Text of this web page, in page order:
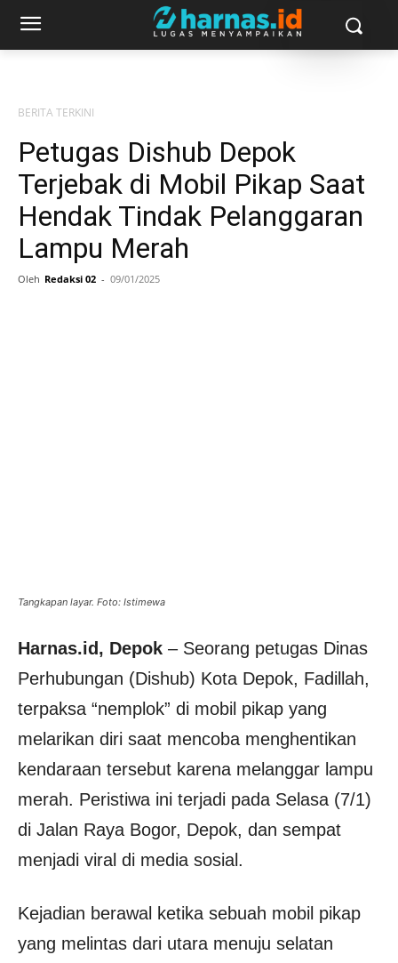
BERITA TERKINI
Petugas Dishub Depok
Terjebak di Mobil Pikap Saat
Hendak Tindak Pelanggaran
Lampu Merah
Oleh Redaksi 02 - 09/01/2025
Tangkapan layar. Foto: Istimewa
Harnas.id, Depok – Seorang petugas Dinas
Perhubungan (Dishub) Kota Depok, Fadillah,
terpaksa “nemplok” di mobil pikap yang
melarikan diri saat mencoba menghentikan
kendaraan tersebut karena melanggar lampu
merah. Peristiwa ini terjadi pada Selasa (7/1)
di Jalan Raya Bogor, Depok, dan sempat
menjadi viral di media sosial.
Kejadian berawal ketika sebuah mobil pikap
yang melintas dari utara menuju selatan